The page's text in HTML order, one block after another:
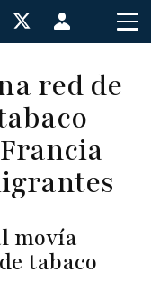
Menú
de
cuenta
de
usuario
red de
movía
tabaco